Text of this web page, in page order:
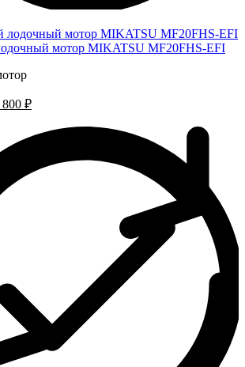
мотор MIKATSU MF20FHS-EFI
800 ₽